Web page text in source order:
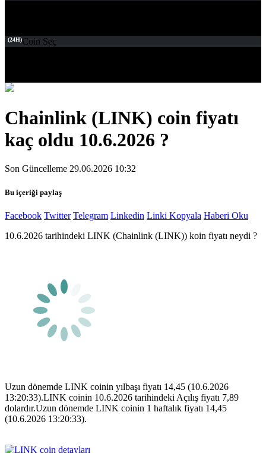
(24H)Coin Seç
Chainlink (LINK) coin fiyatı
kaç oldu 10.6.2026 ?
Son Güncelleme 29.06.2026 10:32
Bu içeriği paylaş
Facebook Twitter Telegram Linkedin Linki Kopyala Haberi Oku
10.6.2026 tarihindeki LINK (Chainlink (LINK)) koin fiyatı neydi ?
Uzun dönemde LINK coinin yılbaşı fiyatı 14,45 (10.6.2026
13:20:33).LINK coinin 10.6.2026 tarihindeki Açılış fiyatı 7,89
dolardır.Uzun dönemde LINK coinin 1 haftalık fiyatı 14,45
(10.6.2026 13:20:33).